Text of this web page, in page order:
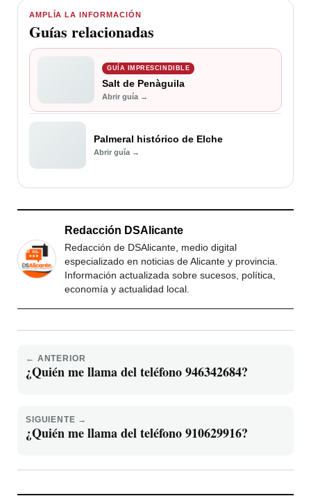
AMPLÍA LA INFORMACIÓN
Guías relacionadas
GUÍA IMPRESCINDIBLE
Salt de Penàguila
Abrir guía →
Palmeral histórico de Elche
Abrir guía →
Redacción DSAlicante
Redacción de DSAlicante, medio digital
especializado en noticias de Alicante y provincia.
Información actualizada sobre sucesos, política,
economía y actualidad local.
← ANTERIOR
¿Quién me llama del teléfono 946342684?
SIGUIENTE →
¿Quién me llama del teléfono 910629916?